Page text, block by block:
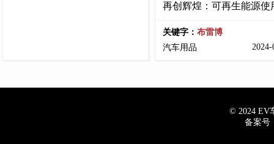
再创辉煌：可再生能源使
关键字： 布雷博
汽车用品
© 2024 EV
备案号